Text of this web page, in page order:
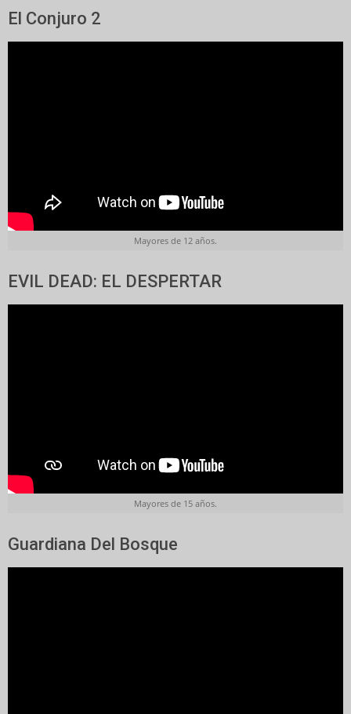
El Conjuro 2
Mayores de 12 años.
EVIL DEAD: EL DESPERTAR
Mayores de 15 años.
Guardiana Del Bosque